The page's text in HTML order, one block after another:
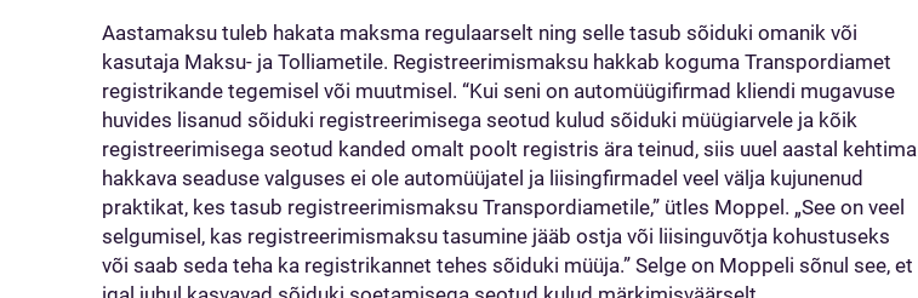
Aastamaksu tuleb hakata maksma regulaarselt ning selle tasub sõiduki omanik või
kasutaja Maksu- ja Tolliametile. Registreerimismaksu hakkab koguma Transpordiamet
registrikande tegemisel või muutmisel. “Kui seni on automüügifirmad kliendi mugavuse
huvides lisanud sõiduki registreerimisega seotud kulud sõiduki müügiarvele ja kõik
registreerimisega seotud kanded omalt poolt registris ära teinud, siis uuel aastal kehtima
hakkava seaduse valguses ei ole automüüjatel ja liisingfirmadel veel välja kujunenud
praktikat, kes tasub registreerimismaksu Transpordiametile,” ütles Moppel. „See on veel
selgumisel, kas registreerimismaksu tasumine jääb ostja või liisinguvõtja kohustuseks
või saab seda teha ka registrikannet tehes sõiduki müüja.” Selge on Moppeli sõnul see, et